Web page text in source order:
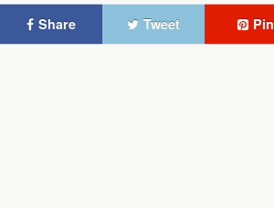
Share Tweet Pin